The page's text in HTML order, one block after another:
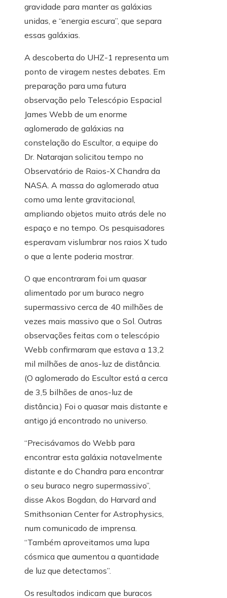
gravidade para manter as galáxias
unidas, e “energia escura”, que separa
essas galáxias.
A descoberta do UHZ-1 representa um
ponto de viragem nestes debates. Em
preparação para uma futura
observação pelo Telescópio Espacial
James Webb de um enorme
aglomerado de galáxias na
constelação do Escultor, a equipe do
Dr. Natarajan solicitou tempo no
Observatório de Raios-X Chandra da
NASA. A massa do aglomerado atua
como uma lente gravitacional,
ampliando objetos muito atrás dele no
espaço e no tempo. Os pesquisadores
esperavam vislumbrar nos raios X tudo
o que a lente poderia mostrar.
O que encontraram foi um quasar
alimentado por um buraco negro
supermassivo cerca de 40 milhões de
vezes mais massivo que o Sol. Outras
observações feitas com o telescópio
Webb confirmaram que estava a 13,2
mil milhões de anos-luz de distância.
(O aglomerado do Escultor está a cerca
de 3,5 bilhões de anos-luz de
distância.) Foi o quasar mais distante e
antigo já encontrado no universo.
“Precisávamos do Webb para
encontrar esta galáxia notavelmente
distante e do Chandra para encontrar
o seu buraco negro supermassivo”,
disse Akos Bogdan, do Harvard and
Smithsonian Center for Astrophysics,
num comunicado de imprensa.
“Também aproveitamos uma lupa
cósmica que aumentou a quantidade
de luz que detectamos”.
Os resultados indicam que buracos